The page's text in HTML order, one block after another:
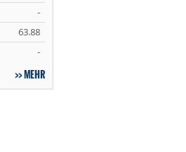
-
63.88
-
MEHR